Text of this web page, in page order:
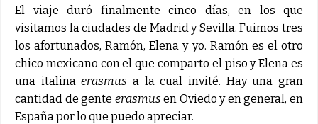
El viaje duró finalmente cinco días, en los que
visitamos la ciudades de Madrid y Sevilla. Fuimos tres
los afortunados, Ramón, Elena y yo. Ramón es el otro
chico mexicano con el que comparto el piso y Elena es
una italinaerasmus a la cual invité. Hay una gran
cantidad de gente erasmus en Oviedo y en general, en
España por lo que puedo apreciar.